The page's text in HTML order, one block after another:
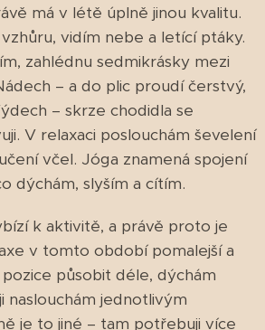
má v létě úplně jinou kvalitu.
vidím nebe a letící ptáky.
zahlédnu sedmikrásky mezi
– a do plic proudí čerstvý,
– skrze chodidla se
V relaxaci poslouchám ševelení
včel. Jóga znamená spojení
dýchám, slyším a cítím.
k aktivitě, a právě proto je
v tomto období pomalejší a
působit déle, dýchám
naslouchám jednotlivým
je to jiné – tam potřebuji více